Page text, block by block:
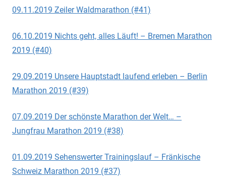
09.11.2019 Zeiler Waldmarathon (#41)
06.10.2019 Nichts geht, alles Läuft! – Bremen Marathon
2019 (#40)
29.09.2019 Unsere Hauptstadt laufend erleben – Berlin
Marathon 2019 (#39)
07.09.2019 Der schönste Marathon der Welt… –
Jungfrau Marathon 2019 (#38)
01.09.2019 Sehenswerter Trainingslauf – Fränkische
Schweiz Marathon 2019 (#37)